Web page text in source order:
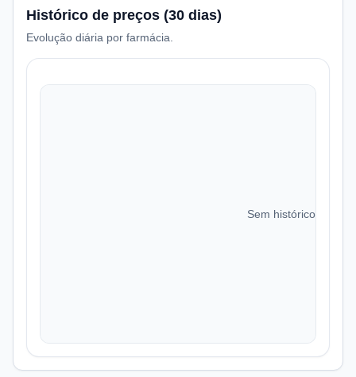
Histórico de preços (30 dias)
Evolução diária por farmácia.
Sem histórico de